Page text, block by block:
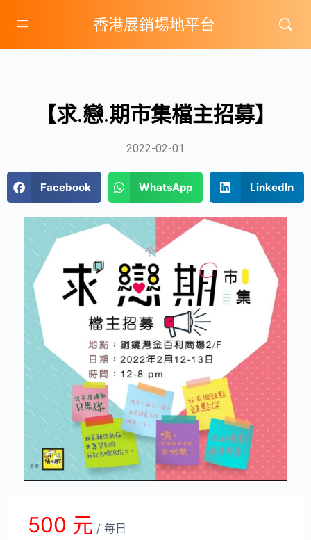
香港展銷場地平台
【求.戀.期市集檔主招募】
2022-02-01
Facebook WhatsApp LinkedIn
500 元 / 每日